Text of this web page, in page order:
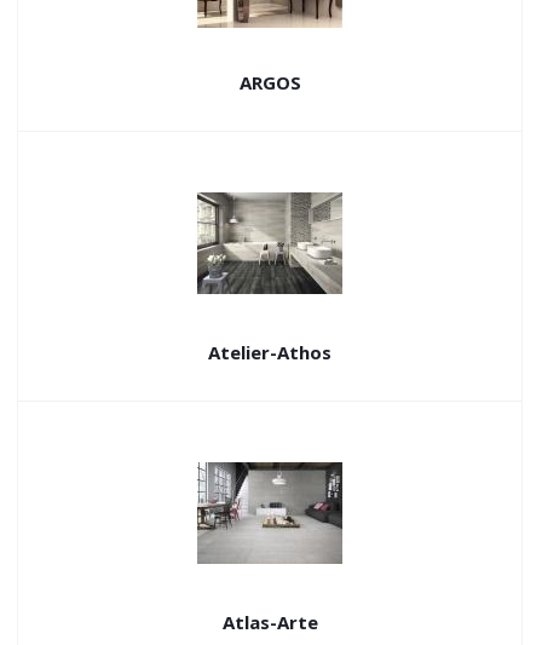
ARGOS
Atelier-Athos
Atlas-Arte